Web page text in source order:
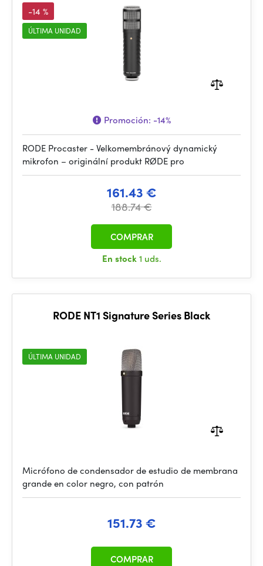
-14 %
ÚLTIMA UNIDAD
Promoción: -14%
RODE Procaster - Velkomembránový dynamický
mikrofon – originální produkt RØDE pro
161.43 €
188.74 €
En stock1 uds.
COMPRAR
RODE NT1 Signature Series Black
ÚLTIMA UNIDAD
Micrófono de condensador de estudio de membrana
grande en color negro, con patrón
151.73 €
COMPRAR